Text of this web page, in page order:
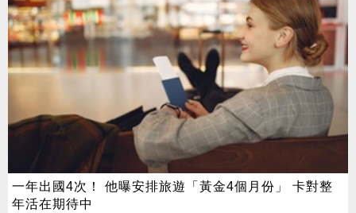
一年出國4次！ 他曝安排旅遊「黃金4個月份」 卡對整
年活在期待中